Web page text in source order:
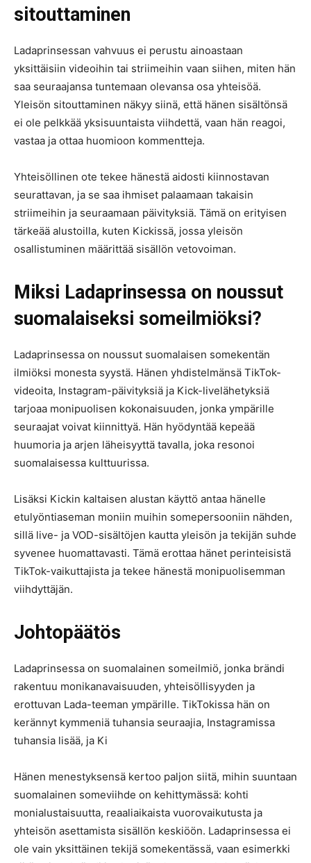
sitouttaminen
Ladaprinsessan vahvuus ei perustu ainoastaan
yksittäisiin videoihin tai striimeihin vaan siihen, miten hän
saa seuraajansa tuntemaan olevansa osa yhteisöä.
Yleisön sitouttaminen näkyy siinä, että hänen sisältönsä
ei ole pelkkää yksisuuntaista viihdettä, vaan hän reagoi,
vastaa ja ottaa huomioon kommentteja.
Yhteisöllinen ote tekee hänestä aidosti kiinnostavan
seurattavan, ja se saa ihmiset palaamaan takaisin
striimeihin ja seuraamaan päivityksiä. Tämä on erityisen
tärkeää alustoilla, kuten Kickissä, jossa yleisön
osallistuminen määrittää sisällön vetovoiman.
Miksi Ladaprinsessa on noussut
suomalaiseksi someilmiöksi?
Ladaprinsessa on noussut suomalaisen somekentän
ilmiöksi monesta syystä. Hänen yhdistelmänsä TikTok-
videoita, Instagram-päivityksiä ja Kick-livelähetyksiä
tarjoaa monipuolisen kokonaisuuden, jonka ympärille
seuraajat voivat kiinnittyä. Hän hyödyntää kepeää
huumoria ja arjen läheisyyttä tavalla, joka resonoi
suomalaisessa kulttuurissa.
Lisäksi Kickin kaltaisen alustan käyttö antaa hänelle
etulyöntiaseman moniin muihin somepersooniin nähden,
sillä live- ja VOD-sisältöjen kautta yleisön ja tekijän suhde
syvenee huomattavasti. Tämä erottaa hänet perinteisistä
TikTok-vaikuttajista ja tekee hänestä monipuolisemman
viihdyttäjän.
Johtopäätös
Ladaprinsessa on suomalainen someilmiö, jonka brändi
rakentuu monikanavaisuuden, yhteisöllisyyden ja
erottuvan Lada-teeman ympärille. TikTokissa hän on
kerännyt kymmeniä tuhansia seuraajia, Instagramissa
tuhansia lisää, ja Ki
Hänen menestyksensä kertoo paljon siitä, mihin suuntaan
suomalainen someviihde on kehittymässä: kohti
monialustaisuutta, reaaliaikaista vuorovaikutusta ja
yhteisön asettamista sisällön keskiöön. Ladaprinsessa ei
ole vain yksittäinen tekijä somekentässä, vaan esimerkki